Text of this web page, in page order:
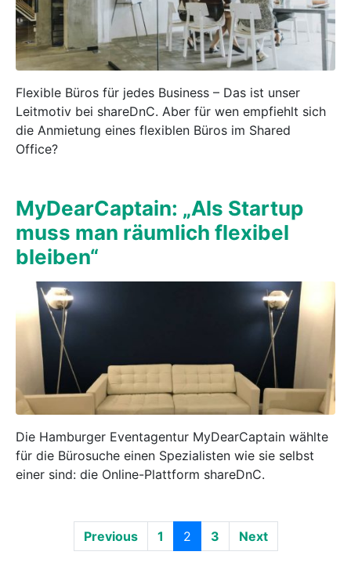
Flexible Büros für jedes Business – Das ist unser
Leitmotiv bei shareDnC. Aber für wen empfiehlt sich
die Anmietung eines flexiblen Büros im Shared
Office?
MyDearCaptain: „Als Startup
muss man räumlich flexibel
bleiben“
Die Hamburger Eventagentur MyDearCaptain wählte
für die Bürosuche einen Spezialisten wie sie selbst
einer sind: die Online-Plattform shareDnC.
Previous 1 2 3 Next